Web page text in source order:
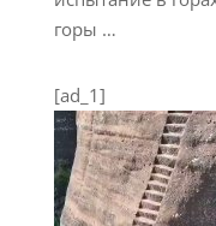
[ad_1]